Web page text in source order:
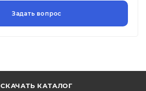
СКАЧАТЬ КАТАЛОГ